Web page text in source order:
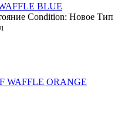
BLUE
Condition: Новое Тип